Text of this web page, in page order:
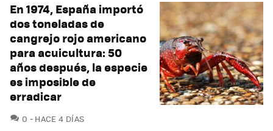
En 1974, España importó
dos toneladas de
cangrejo rojo americano
para acuicultura: 50
años después, la especie
es imposible de
erradicar
0 COMENTARIOS
HACE 4 DÍAS